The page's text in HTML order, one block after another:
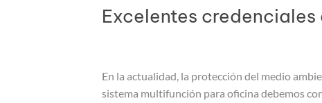
Excelentes
En la actualidad, la protección del medio
sistema multifunción para oficina debemos